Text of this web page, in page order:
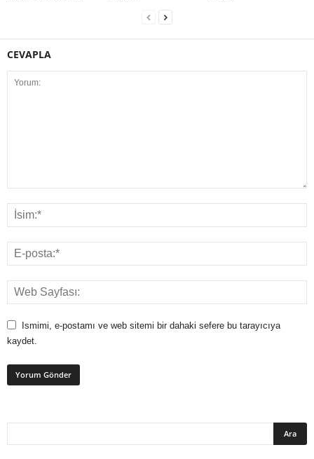
CEVAPLA
Ismimi, e-postamı ve web sitemi bir dahaki sefere bu tarayıcıya
kaydet.